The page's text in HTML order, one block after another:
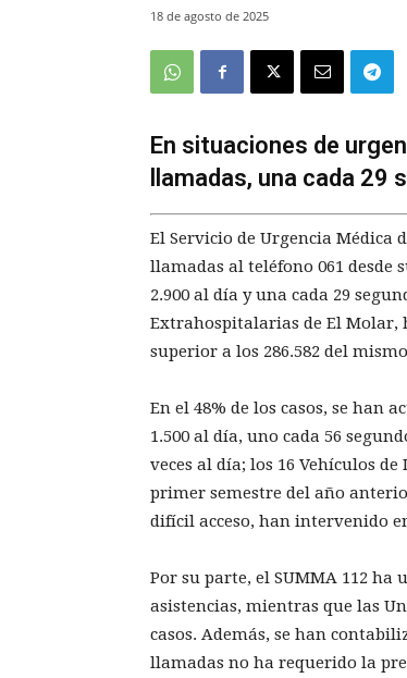
18 de agosto de 2025
En situaciones de
llamadas, una cada
El Servicio de Urgencia Médica
llamadas al teléfono 061 desde
2.900 al día y una cada 29
Extrahospitalarias de El Molar,
superior a los 286.582 del
En el 48% de los casos, se han
1.500 al día, uno cada 56
veces al día; los 16 Vehículos de
primer semestre del año
difícil acceso, han intervenido
Por su parte, el SUMMA 112 ha
asistencias, mientras que las
casos. Además, se han
llamadas no ha requerido la